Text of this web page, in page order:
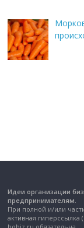
Идеи организации
предпринимателям.
При полной и/или
активная
hobiz.ru обязательна.